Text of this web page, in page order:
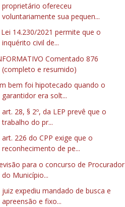
proprietário ofereceu
voluntariamente sua pequen...
14.230/2021 permite que o
inquérito civil de...
Comentado 876
(completo e resumido)
bem foi hipotecado quando o
garantidor era solt...
art. 28, § 2º, da LEP prevê que o
trabalho do pr...
art. 226 do CPP exige que o
reconhecimento de pe...
para o concurso de Procurador
do Município...
juiz expediu mandado de busca e
apreensão e fixo...